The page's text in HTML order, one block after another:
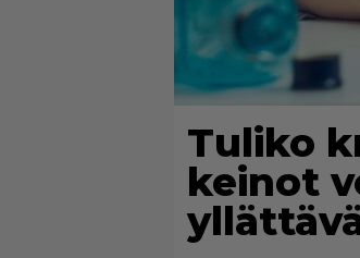
Tuliko
keinot